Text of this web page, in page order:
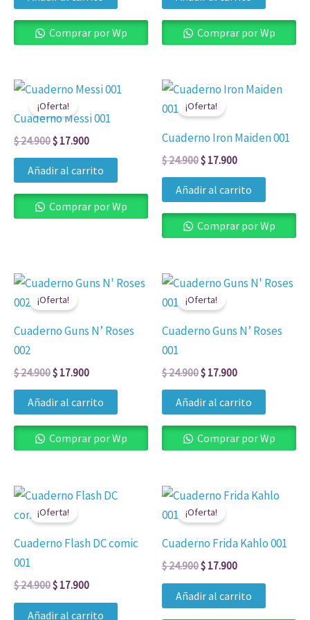
Comprar por Wp Comprar por Wp
¡Oferta!
Cuaderno Messi 001
$24.900
El
original
era:
$ 24.900.
$ 17.900
El
actual
es:
$ 17.900.
Añadir al carrito
Comprar por Wp
¡Oferta!
Cuaderno Iron Maiden 001
$24.900
El
original
$ 24.900.
$ 17.900
El
$ 17.900.
Añadir al carrito
Comprar por Wp
¡Oferta!
Cuaderno Guns N’ Roses
002
$24.900
El
original
$ 24.900.
$ 17.900
El
$ 17.900.
Añadir al carrito
Comprar por Wp
¡Oferta!
Cuaderno Guns N’ Roses
001
$24.900
El
original
$ 24.900.
$ 17.900
El
$ 17.900.
Añadir al carrito
Comprar por Wp
¡Oferta!
Cuaderno Flash DC comic
001
$24.900
El
original
$ 24.900.
$ 17.900
El
$ 17.900.
Añadir al carrito
¡Oferta!
Cuaderno Frida Kahlo 001
$24.900
El
original
$ 24.900.
$ 17.900
El
$ 17.900.
Añadir al carrito